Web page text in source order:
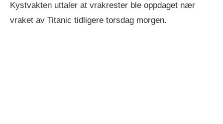
Kystvakten uttaler at vrakrester ble oppdaget nær
vraket av Titanic tidligere torsdag morgen.